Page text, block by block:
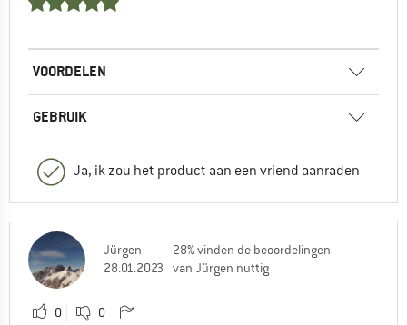
VOORDELEN
GEBRUIK
Ja, ik zou het product aan een vriend aanraden
Jürgen
28.01.2023
28% vinden de beoordelingen
van Jürgen nuttig
0 0